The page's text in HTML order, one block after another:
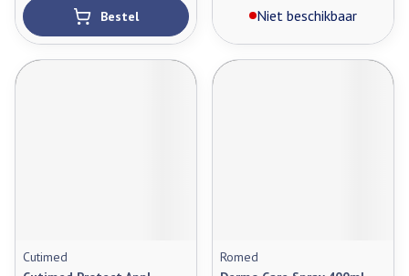
Bestel Niet beschikbaar
Cutimed
Romed